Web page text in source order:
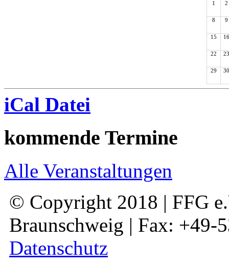
1 2
8 9
15 16
22 23
29 30
iCal Datei
kommende Termine
Alle Veranstaltungen
© Copyright 2018 | FFG
Braunschweig | Fax: +49-
Datenschutz